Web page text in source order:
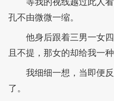
孔不由微微一缩。
他身后跟着三男一女
且不提，那女的却给我一
我细细一想，当即便
了。